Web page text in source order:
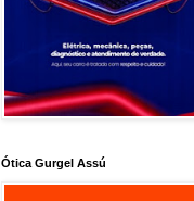
Ótica Gurgel Assú